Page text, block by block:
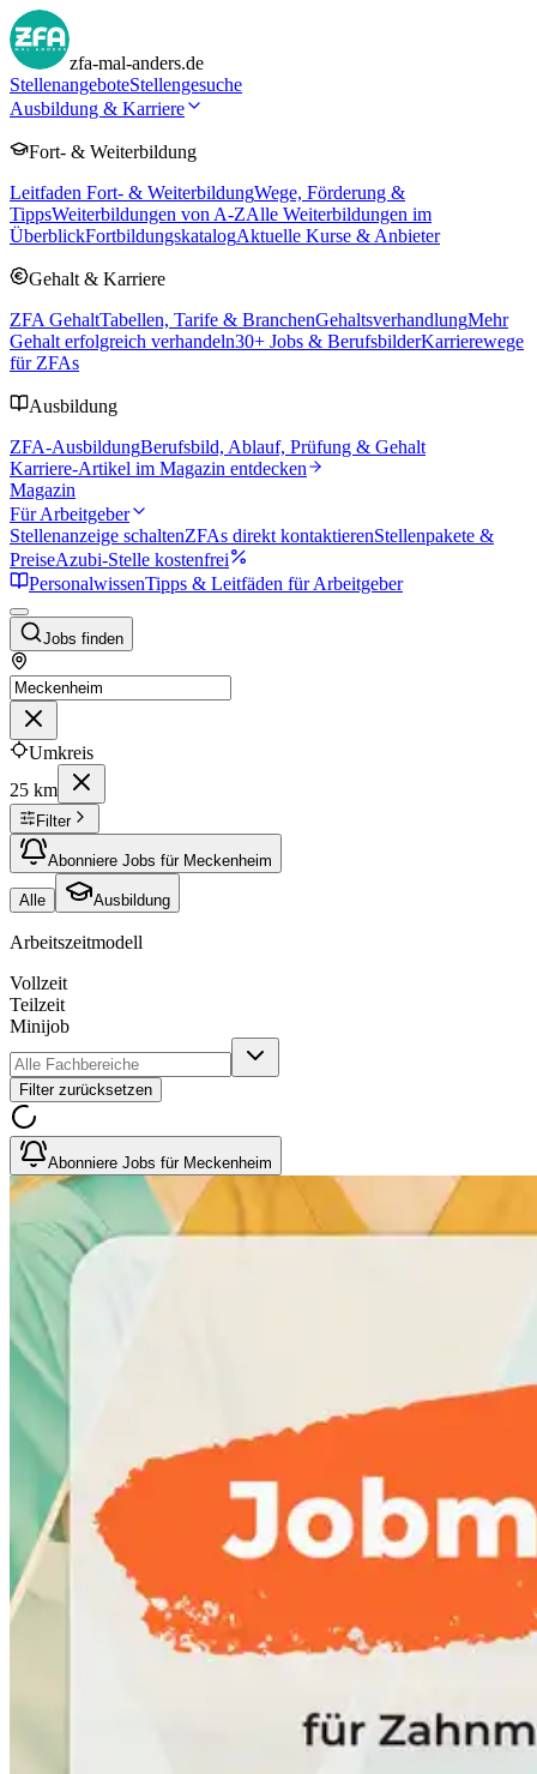
zfa-mal-anders.de
StellenangeboteStellengesuche
Ausbildung & Karriere
Fort- & Weiterbildung
Leitfaden Fort- & WeiterbildungWege, Förderung &
TippsWeiterbildungen von A-ZAlle Weiterbildungen im
ÜberblickFortbildungskatalogAktuelle Kurse & Anbieter
Gehalt & Karriere
ZFA GehaltTabellen, Tarife & BranchenGehaltsverhandlungMehr
Gehalt erfolgreich verhandeln30+ Jobs & BerufsbilderKarrierewege
für ZFAs
Ausbildung
ZFA-AusbildungBerufsbild, Ablauf, Prüfung & Gehalt
Karriere-Artikel im Magazin entdecken
Magazin
Für Arbeitgeber
Stellenanzeige schaltenZFAs direkt kontaktierenStellenpakete &
PreiseAzubi-Stelle kostenfrei
PersonalwissenTipps & Leitfäden für Arbeitgeber
Jobs finden
Umkreis
25 km
Filter
Abonniere Jobs für Meckenheim
Alle Ausbildung
Arbeitszeitmodell
Vollzeit
Teilzeit
Minijob
Filter zurücksetzen
Abonniere Jobs für Meckenheim